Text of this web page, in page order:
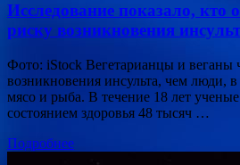
Исследование показало, кто
риску возникновения
Фото: iStock Вегетарианцы и веганы
возникновения инсульта, чем люди,
мясо и рыба. В течение 18 лет
состоянием здоровья 48 тысяч …
Подробнее